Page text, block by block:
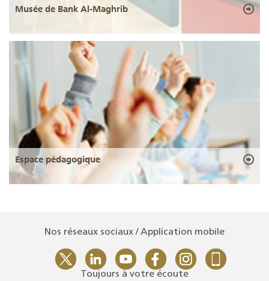
Musée de Bank Al-Maghrib
Espace pédagogique
Nos réseaux sociaux / Application mobile
Toujours à votre écoute